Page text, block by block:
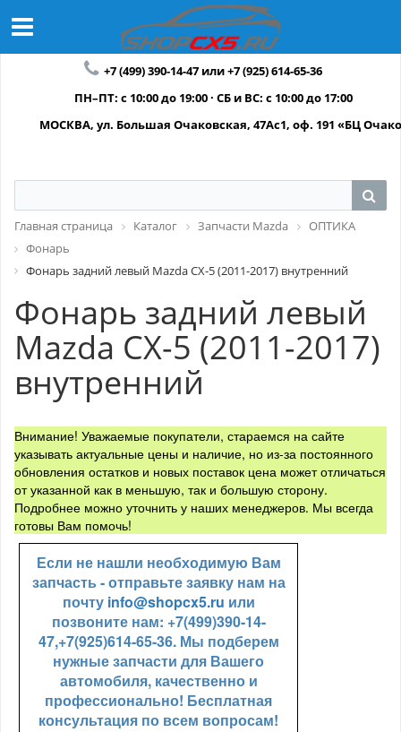
+7 (499) 390-14-47 или +7 (925) 614-65-36
ПН–ПТ: с 10:00 до 19:00 · СБ и ВС: с 10:00 до 17:00
МОСКВА, ул. Большая Очаковская, 47Ас1, оф. 191 «БЦ
Главная страница Каталог Запчасти Mazda
ОПТИКА
Фонарь
Фонарь задний левый Mazda CX-5 (2011-2017) внутренний
Фонарь задний левый
Mazda CX-5 (2011-2017)
внутренний
Внимание! Уважаемые покупатели, стараемся на сайте
указывать актуальные цены и наличие, но из-за постоянного
обновления остатков и новых поставок цена может отличаться
от указанной как в меньшую, так и большую сторону.
Подробнее можно уточнить у наших менеджеров. Мы всегда
готовы Вам помочь!
Если не нашли необходимую Вам
запчасть - отправьте заявку нам на
почту info@shopcx5.ru или
позвоните нам: +7(499)390-14-
47,+7(925)614-65-36. Мы подберем
нужные запчасти для Вашего
автомобиля, качественно и
профессионально! Бесплатная
консультация по всем вопросам!